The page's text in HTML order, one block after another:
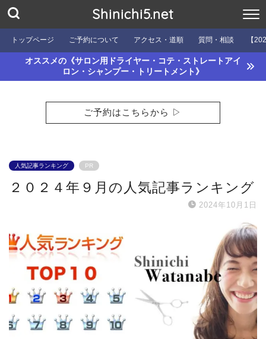
Shinichi5.net
トップページ ご予約について アクセス・道順 質問・相談 【
オススメの《サロン用ドライヤー・コテ・ストレートアイ
ロン・シャンプー・トリートメント》
ご予約はこちらから ▷
人気記事ランキング PR
２０２４年９月の人気記事ランキング
2024年10月1日